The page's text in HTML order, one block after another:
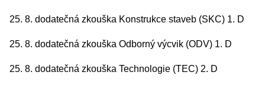
25. 8. dodatečná zkouška Konstrukce staveb (SKC) 1. D
25. 8. dodatečná zkouška Odborný výcvik (ODV) 1. D
25. 8. dodatečná zkouška Technologie (TEC) 2. D